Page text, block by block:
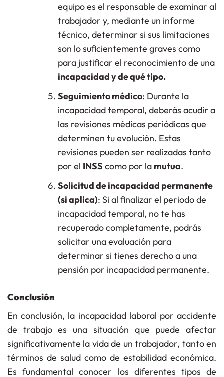
equipo es el responsable de examinar al
trabajador y, mediante un informe
técnico, determinar si sus limitaciones
son lo suficientemente graves como
para justificar el reconocimiento de una
incapacidad y de qué tipo.
Seguimiento médico: Durante la
incapacidad temporal, deberás acudir a
las revisiones médicas periódicas que
determinen tu evolución. Estas
revisiones pueden ser realizadas tanto
por el INSS como por la mutua.
Solicitud de incapacidad permanente
(si aplica): Si al finalizar el periodo de
incapacidad temporal, no te has
recuperado completamente, podrás
solicitar una evaluación para
determinar si tienes derecho a una
pensión por incapacidad permanente.
Conclusión
En conclusión, la incapacidad laboral por accidente
de trabajo es una situación que puede afectar
significativamente la vida de un trabajador, tanto en
términos de salud como de estabilidad económica.
Es fundamental conocer los diferentes tipos de